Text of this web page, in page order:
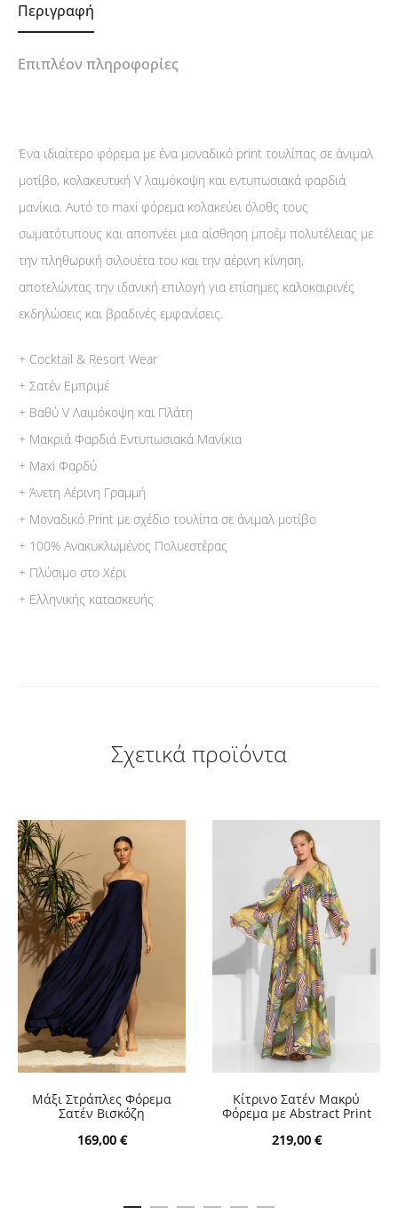
Περιγραφή
Επιπλέον πληροφορίες
Ένα ιδιαίτερο φόρεμα με ένα μοναδικό print τουλίπας σε άνιμαλ
μοτίβο, κολακευτική V λαιμόκοψη και εντυπωσιακά φαρδιά
μανίκια. Αυτό το maxi φόρεμα κολακεύει όλοθς τους
σωματότυπους και αποπνέει μια αίσθηση μποέμ πολυτέλειας με
την πληθωρική σιλουέτα του και την αέρινη κίνηση,
αποτελώντας την ιδανική επιλογή για επίσημες καλοκαιρινές
εκδηλώσεις και βραδινές εμφανίσεις.
+ Cocktail & Resort Wear
+ Σατέν Εμπριμέ
+ Βαθύ V Λαιμόκοψη και Πλάτη
+ Μακριά Φαρδιά Εντυπωσιακά Μανίκια
+ Maxi Φαρδύ
+ Άνετη Αέρινη Γραμμή
+ Μοναδικό Print με σχέδιο τουλίπα σε άνιμαλ μοτίβο
+ 100% Ανακυκλωμένος Πολυεστέρας
+ Πλύσιμο στο Χέρι
+ Ελληνικής κατασκευής
Σχετικά προϊόντα
Μάξι Στράπλες Φόρεμα
Σατέν Βισκόζη
169,00 €
Κίτρινο Σατέν Μακρύ
Φόρεμα με Abstract Print
219,00 €